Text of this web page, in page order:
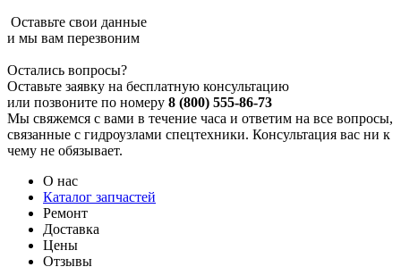
Оставьте свои данные
и мы вам перезвоним
Остались вопросы?
Оставьте заявку на бесплатную консультацию
или позвоните по номеру 8 (800) 555-86-73
Мы свяжемся с вами в течение часа и ответим на все вопросы,
связанные с гидроузлами спецтехники. Консультация вас ни к
чему не обязывает.
О нас
Каталог запчастей
Ремонт
Доставка
Цены
Отзывы